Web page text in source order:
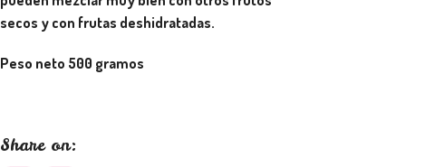
secos y con frutas deshidratadas.
Peso neto 500 gramos
Share on: